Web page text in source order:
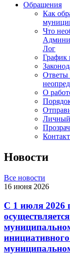
Обращения
Как
Что
Лог
График
Ответы
О
Личный
Новости
Все новости
16 июня 2026
С 1 июля 2026